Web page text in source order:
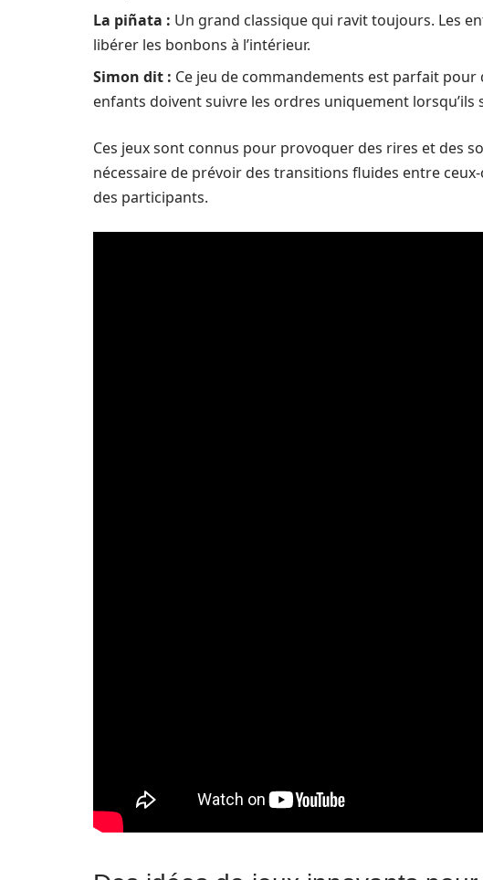
La piñata : Un grand classique qui ravit toujours. Les
libérer les bonbons à l’intérieur.
Simon dit : Ce jeu de commandements est parfait pour
enfants doivent suivre les ordres uniquement lorsqu’ils
Ces jeux sont connus pour provoquer des rires et des
nécessaire de prévoir des transitions fluides entre
des participants.